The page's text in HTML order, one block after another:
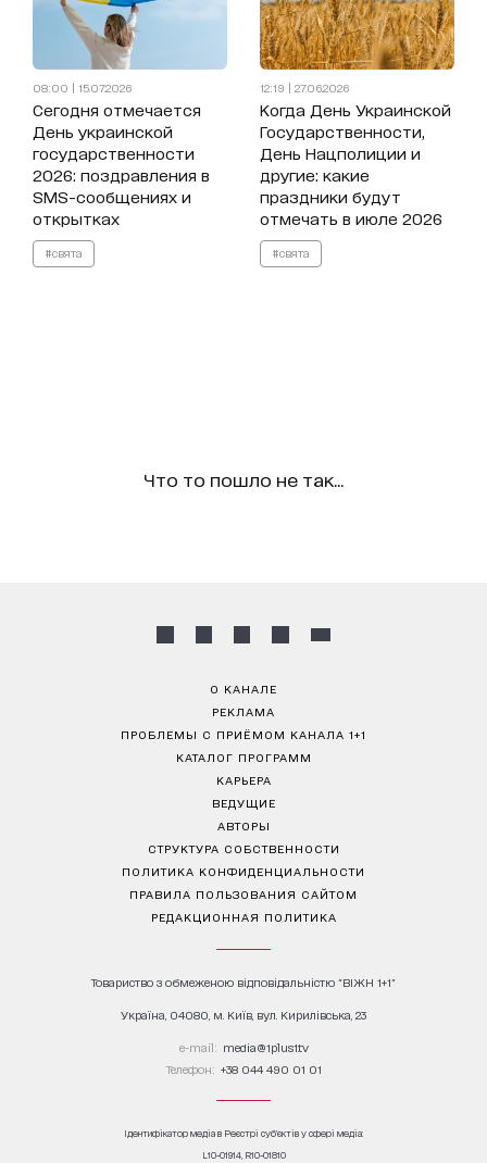
08:00 | 15.07.2026
Сегодня отмечается
День украинской
государственности
2026: поздравления в
SMS-сообщениях и
открытках
#свята
12:19 | 27.06.2026
Когда День Украинской
Государственности,
День Нацполиции и
другие: какие
праздники будут
отмечать в июле 2026
#свята
Что то пошло не так...
О КАНАЛЕ
РЕКЛАМА
ПРОБЛЕМЫ С ПРИЁМОМ КАНАЛА 1+1
КАТАЛОГ ПРОГРАММ
КАРЬЕРА
ВЕДУЩИЕ
АВТОРЫ
СТРУКТУРА СОБСТВЕННОСТИ
ПОЛИТИКА КОНФИДЕНЦИАЛЬНОСТИ
ПРАВИЛА ПОЛЬЗОВАНИЯ САЙТОМ
РЕДАКЦИОННАЯ ПОЛИТИКА
Товариство з обмеженою відповідальністю "ВІЖН 1+1"
Україна, 04080, м. Київ, вул. Кирилівська, 23
е-mail: media@1plus1.tv
Телефон: +38 044 490 01 01
Ідентифікатор медіа в Реєстрі суб’єктів у сфері медіа:
L10-01914, R10-01810